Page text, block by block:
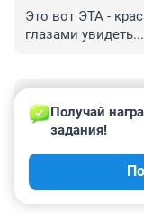
Это вот ЭТА -
глазами увидеть...
8 июля 2020,
Вон одна
ухоженная и
детей, что бы им
искусственно
Получай
задания!